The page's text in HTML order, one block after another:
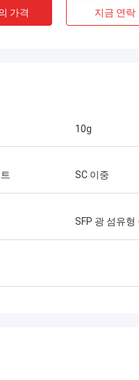
헨리 타이 어
년이 넘는 협력 기간 동안
입니다. 현재 그들의 제품
가격 지금 연락
10g
SC 이중
SFP 광 섬유형